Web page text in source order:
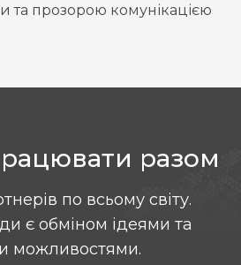
та прозорою комунікацією
разом
по всьому світу.
є обміном ідеями та
можливостями.